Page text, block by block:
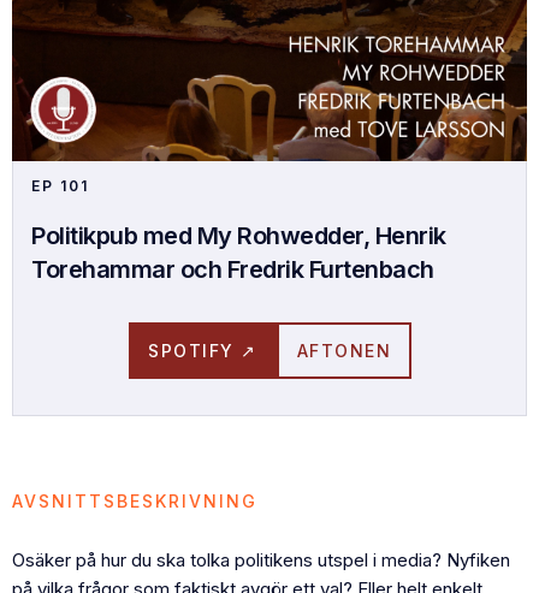
EP 101
Politikpub med My Rohwedder, Henrik
Torehammar och Fredrik Furtenbach
SPOTIFY ↗ AFTONEN
AVSNITTSBESKRIVNING
Osäker på hur du ska tolka politikens utspel i media? Nyfiken